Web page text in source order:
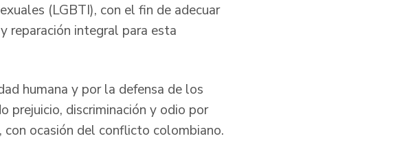
(LGBTI), con el fin de adecuar
reparación integral para esta
humana y por la defensa de los
prejuicio, discriminación y odio por
ocasión del conflicto colombiano.